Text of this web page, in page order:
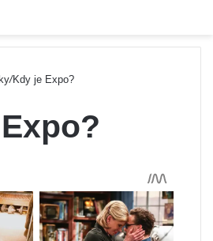
/Kdy je Expo?